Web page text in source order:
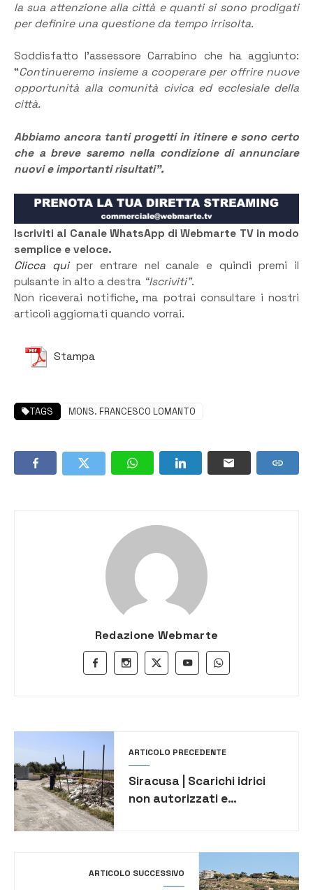
la sua attenzione alla città e quanti si sono prodigati
per definire una questione da tempo irrisolta.
Soddisfatto l’assessore Carrabino che ha aggiunto:
“Continueremo insieme a cooperare per offrire nuove
opportunità alla comunità civica ed ecclesiale della
città.
Abbiamo ancora tanti progetti in itinere e sono certo
che a breve saremo nella condizione di annunciare
nuovi e importanti risultati”.
Iscriviti al Canale WhatsApp di Webmarte TV in modo
semplice e veloce.
Clicca quiper entrare nel canale e quindi premi il
pulsante in alto a destra “Iscriviti”.
Non riceverai notifiche, ma potrai consultare i nostri
articoli aggiornati quando vorrai.
Stampa
TAGS MONS. FRANCESCO LOMANTO
Redazione Webmarte
ARTICOLO PRECEDENTE
Siracusa | Scarichi idrici
non autorizzati e
di Porto- Guardia Costiera
ARTICOLO SUCCESSIVO